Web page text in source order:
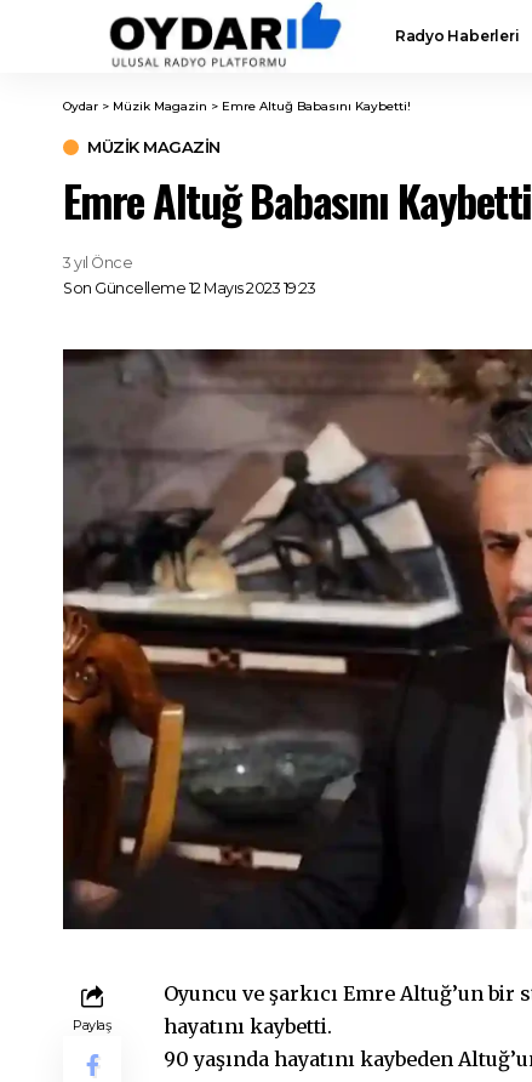
Radyo Haberleri
Oydar > Müzik Magazin > Emre Altuğ Babasını Kaybetti!
MÜZIK MAGAZIN
Emre Altuğ Babasını
Son Güncelleme 12 Mayıs 2023 19:23
3 yıl Önce
Paylaş
Oyuncu ve şarkıcı Emre Altuğ’un
hayatını kaybetti.
90 yaşında hayatını kaybeden